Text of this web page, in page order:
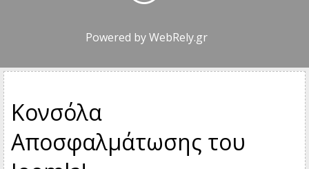
Powered byWebRely.gr
Κονσόλα
Αποσφαλμάτωσης του